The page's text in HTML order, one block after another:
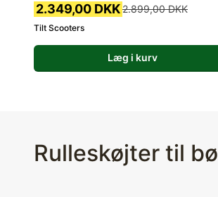
2.349,00 DKK2.899,00 DKK
Tilt Scooters
Læg i kurv
Rulleskøjter til